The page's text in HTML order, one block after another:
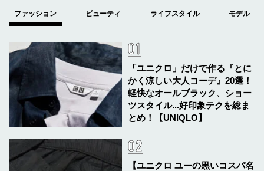
「ユニクロ」だけで作る『とに
かく涼しい大人コーデ』20選！
軽快なオールブラック、ショー
ツスタイル...好印象テクを総ま
とめ！【UNIQLO】
【ユニクロ ユーの黒いコスパ名